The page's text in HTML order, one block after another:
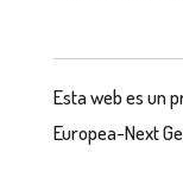
Esta web es un
Europea-Next